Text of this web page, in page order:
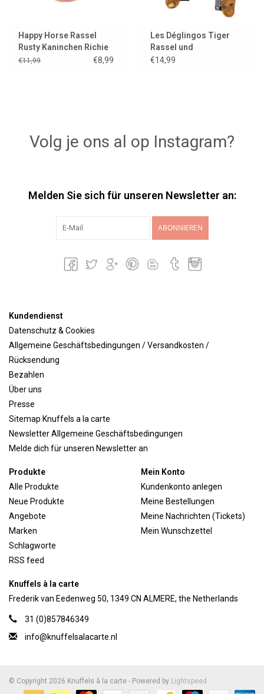
Happy Horse Rassel
Rusty Kaninchen Richie
€11,99 €8,99
Les Déglingos Tiger
Rassel und
quietschendes
€14,99
Volg je ons al op Instagram?
Melden Sie sich für unseren Newsletter an:
ABONNIEREN
Kundendienst
Datenschutz & Cookies
Allgemeine Geschäftsbedingungen / Versandkosten /
Rücksendung
Bezahlen
Über uns
Presse
Sitemap Knuffels a la carte
Newsletter Allgemeine Geschäftsbedingungen
Melde dich für unseren Newsletter an
Produkte
Alle Produkte
Neue Produkte
Angebote
Marken
Schlagworte
RSS feed
Mein Konto
Kundenkonto anlegen
Meine Bestellungen
Meine Nachrichten (Tickets)
Mein Wunschzettel
Knuffels à la carte
Frederik van Eedenweg 50, 1349 CN ALMERE, the Netherlands
31 (0)857846349
info@knuffelsalacarte.nl
© Copyright 2026 Knuffels à la carte - Powered by Lightspeed